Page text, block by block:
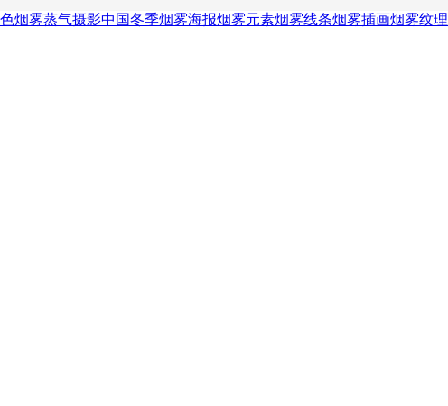
烟雾蒸气摄影中国冬季烟雾海报烟雾元素烟雾线条烟雾插画烟雾纹理